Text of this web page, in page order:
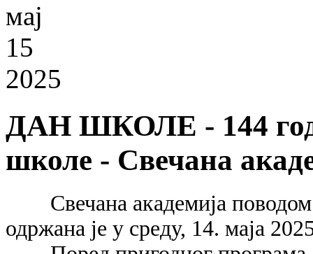
мај
15
2025
ДАН ШКОЛЕ - 144
школе - Свечана
Свечана академија
одржана је у среду, 14. маја